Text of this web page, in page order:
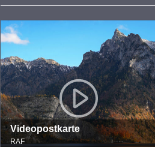
Videopostkarte
RAF